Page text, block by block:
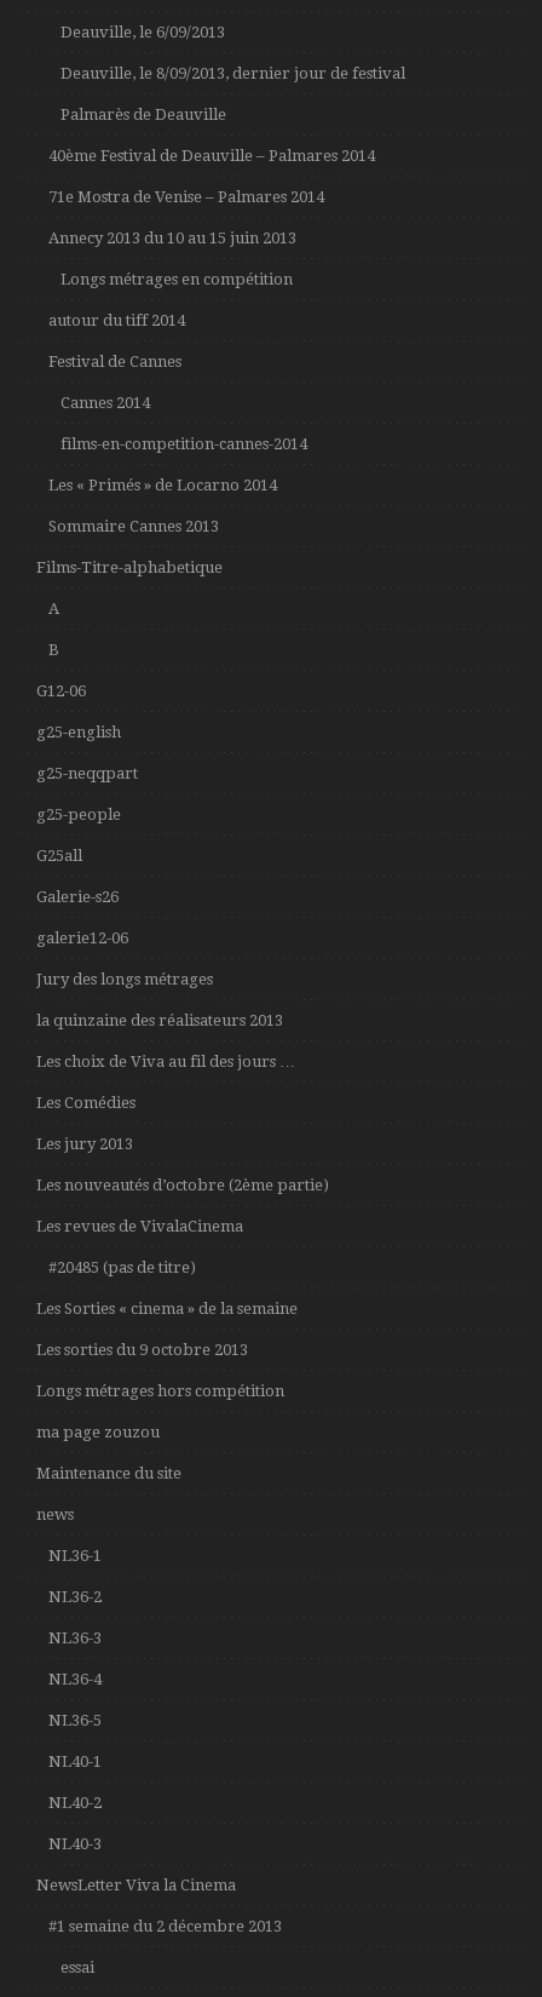
Deauville, le 6/09/2013
Deauville, le 8/09/2013, dernier jour de festival
Palmarès de Deauville
40ème Festival de Deauville – Palmares 2014
71e Mostra de Venise – Palmares 2014
Annecy 2013 du 10 au 15 juin 2013
Longs métrages en compétition
autour du tiff 2014
Festival de Cannes
Cannes 2014
films-en-competition-cannes-2014
Les « Primés » de Locarno 2014
Sommaire Cannes 2013
Films-Titre-alphabetique
A
B
G12-06
g25-english
g25-neqqpart
g25-people
G25all
Galerie-s26
galerie12-06
Jury des longs métrages
la quinzaine des réalisateurs 2013
Les choix de Viva au fil des jours …
Les Comédies
Les jury 2013
Les nouveautés d’octobre (2ème partie)
Les revues de VivalaCinema
#20485 (pas de titre)
Les Sorties « cinema » de la semaine
Les sorties du 9 octobre 2013
Longs métrages hors compétition
ma page zouzou
Maintenance du site
news
NL36-1
NL36-2
NL36-3
NL36-4
NL36-5
NL40-1
NL40-2
NL40-3
NewsLetter Viva la Cinema
#1 semaine du 2 décembre 2013
essai